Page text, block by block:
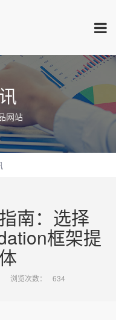
网站
南：选择
框架提
浏览次数： 634